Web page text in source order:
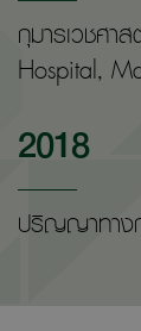
กุมารเวชศา
Hospital,
2018
ปริญญาทาง